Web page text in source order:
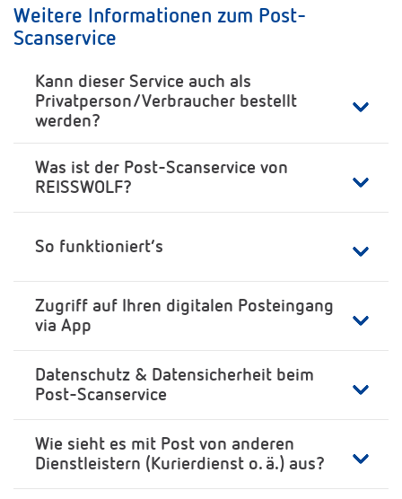
Weitere Informationen zum Post-
Scanservice
Kann dieser Service auch als
Privatperson/Verbraucher bestellt
werden?
Was ist der Post-Scanservice von
REISSWOLF?
So funktioniert’s
Zugriff auf Ihren digitalen Posteingang
via App
Datenschutz & Datensicherheit beim
Post-Scanservice
Wie sieht es mit Post von anderen
Dienstleistern (Kurierdienst o. ä.) aus?